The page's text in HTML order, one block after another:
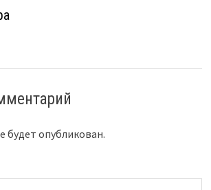
будет опубликован.